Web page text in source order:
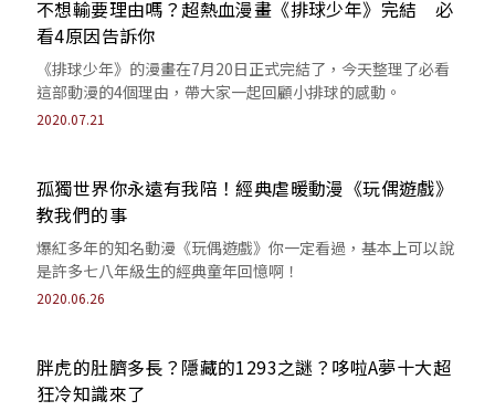
不想輸要理由嗎？超熱血漫畫《排球少年》完結 必
看4原因告訴你
《排球少年》的漫畫在7月20日正式完結了，今天整理了必看
這部動漫的4個理由，帶大家一起回顧小排球的感動。
2020.07.21
孤獨世界你永遠有我陪！經典虐暖動漫《玩偶遊戲》
教我們的事
爆紅多年的知名動漫《玩偶遊戲》你一定看過，基本上可以說
是許多七八年級生的經典童年回憶啊！
2020.06.26
胖虎的肚臍多長？隱藏的1293之謎？哆啦A夢十大超
狂冷知識來了